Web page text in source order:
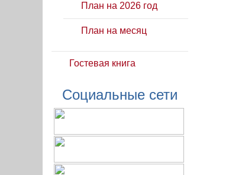
План на 2026 год
План на месяц
Гостевая книга
Социальные сети